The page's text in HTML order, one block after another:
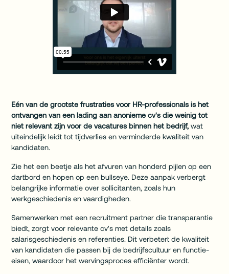
Eén van de grootste frustraties voor HR-professionals is het
ontvangen van een lading aan anonieme cv's die weinig tot
niet relevant zijn voor de vacatures binnen het bedrijf, wat
uiteindelijk leidt tot tijdverlies en verminderde kwaliteit van
kandidaten.
Zie het een beetje als het afvuren van honderd pijlen op een
dartbord en hopen op een bullseye. Deze aanpak verbergt
belangrijke informatie over sollicitanten, zoals hun
werkgeschiedenis en vaardigheden.
Samenwerken met een recruitment partner die transparantie
biedt, zorgt voor relevante cv's met details zoals
salarisgeschiedenis en referenties. Dit verbetert de kwaliteit
van kandidaten die passen bij de bedrijfscultuur en functie-
eisen, waardoor het wervingsproces efficiënter wordt.